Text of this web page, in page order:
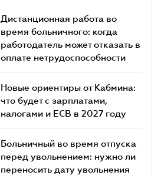
Дистанционная работа во
время больничного: когда
работодатель может отказать в
оплате нетрудоспособности
Новые ориентиры от Кабмина:
что будет с зарплатами,
налогами и ЕСВ в 2027 году
Больничный во время отпуска
перед увольнением: нужно ли
переносить дату увольнения